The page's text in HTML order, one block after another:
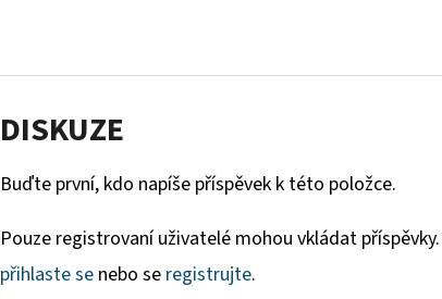
DISKUZE
Buďte první, kdo napíše příspěvek k této položce.
Pouze registrovaní uživatelé mohou vkládat
přihlaste se nebo se registrujte.